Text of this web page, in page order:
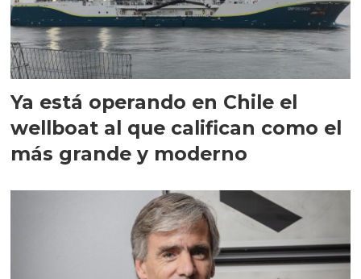
Ya está operando en Chile el
wellboat al que califican como el
más grande y moderno